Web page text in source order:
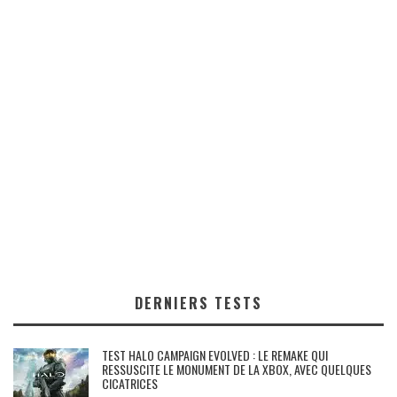
DERNIERS TESTS
TEST HALO CAMPAIGN EVOLVED : LE REMAKE QUI
RESSUSCITE LE MONUMENT DE LA XBOX, AVEC QUELQUES
CICATRICES